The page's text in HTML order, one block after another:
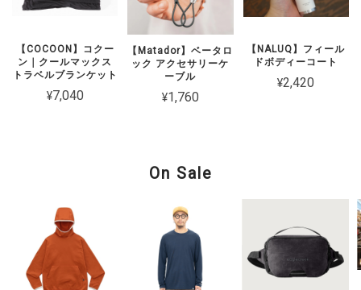
【COCOON】コクー
ン｜クールマックス
トラベルブランケット
¥7,040
【Matador】ベータロ
ック アクセサリーケ
ーブル
¥1,760
【NALUQ】フィール
ドボディーコート
¥2,420
On Sale